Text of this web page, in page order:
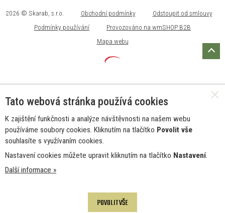
2026 © Skarab, s.r.o. Obchodní podmínky
Odstoupit od smlouvy
Podmínky používání
Provozováno na wmSHOP B2B
Mapa webu
Tato webová stránka používá cookies
K zajištění funkčnosti a analýze návštěvnosti na našem webu
používáme soubory cookies. Kliknutím na tlačítko Povolit vše
souhlasíte s využívaním cookies.
Nastavení cookies můžete upravit kliknutím na tlačítko Nastavení.
Další informace »
POVOLIT VŠE